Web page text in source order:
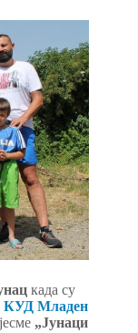
када су
КУД Младен
„Јунаци